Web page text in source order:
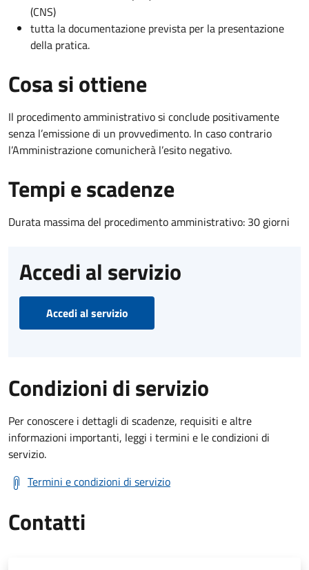
(CNS)
tutta la documentazione prevista per la presentazione
della pratica.
Cosa si ottiene
Il procedimento amministrativo si conclude positivamente
senza l’emissione di un provvedimento. In caso contrario
l’Amministrazione comunicherà l’esito negativo.
Tempi e scadenze
Durata massima del procedimento amministrativo: 30 giorni
Accedi al servizio
Accedi al servizio
Condizioni di servizio
Per conoscere i dettagli di scadenze, requisiti e altre
informazioni importanti, leggi i termini e le condizioni di
servizio.
Termini e condizioni di servizio
Contatti